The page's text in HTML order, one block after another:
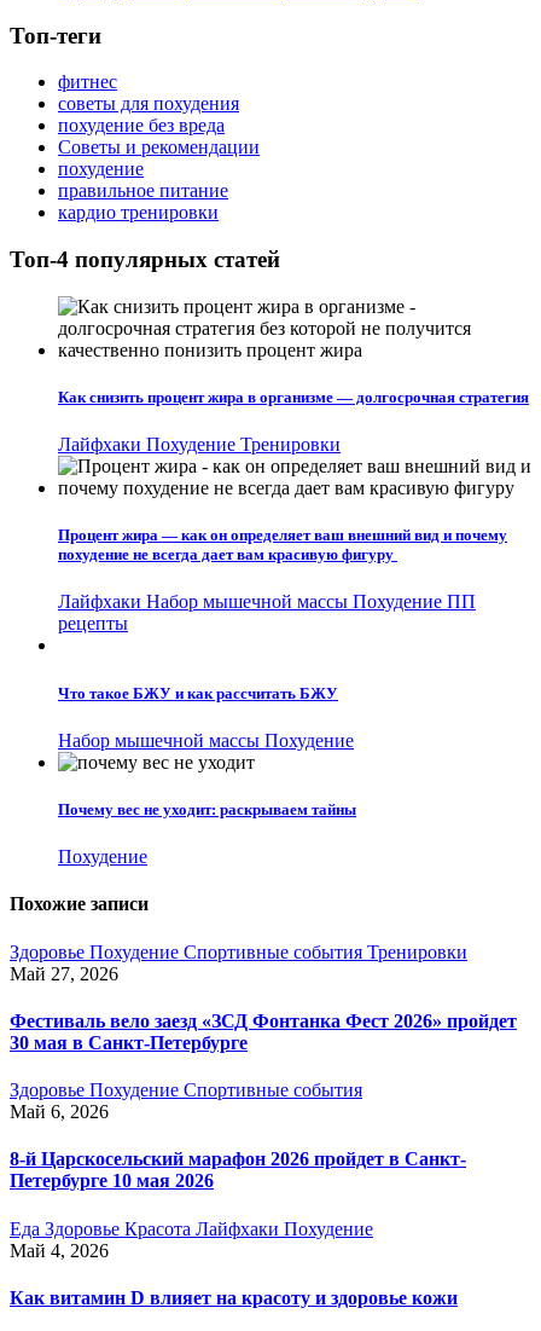
Топ-теги
фитнес
советы для похудения
похудение без вреда
Советы и рекомендации
похудение
правильное питание
кардио тренировки
Топ-4 популярных статей
Как снизить процент жира в организме — долгосрочная стратегия
Лайфхаки Похудение Тренировки
Процент жира — как он определяет ваш внешний вид и почему
похудение не всегда дает вам красивую фигуру
Лайфхаки Набор мышечной массы Похудение ПП
рецепты
Что такое БЖУ и как рассчитать БЖУ
Набор мышечной массы Похудение
Почему вес не уходит: раскрываем тайны
Похудение
Похожие записи
Здоровье Похудение Спортивные события Тренировки
Май 27, 2026
Фестиваль вело заезд «ЗСД Фонтанка Фест 2026» пройдет
30 мая в Санкт-Петербурге
Здоровье Похудение Спортивные события
Май 6, 2026
8-й Царскосельский марафон 2026 пройдет в Санкт-
Петербурге 10 мая 2026
Еда Здоровье Красота Лайфхаки Похудение
Май 4, 2026
Как витамин D влияет на красоту и здоровье кожи